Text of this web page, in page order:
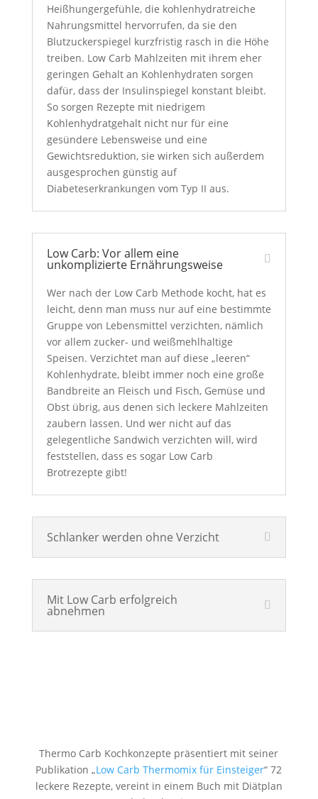
Heißhungergefühle, die kohlenhydratreiche
Nahrungsmittel hervorrufen, da sie den
Blutzuckerspiegel kurzfristig rasch in die Höhe
treiben. Low Carb Mahlzeiten mit ihrem eher
geringen Gehalt an Kohlenhydraten sorgen
dafür, dass der Insulinspiegel konstant bleibt.
So sorgen Rezepte mit niedrigem
Kohlenhydratgehalt nicht nur für eine
gesündere Lebensweise und eine
Gewichtsreduktion, sie wirken sich außerdem
ausgesprochen günstig auf
Diabeteserkrankungen vom Typ II aus.
Low Carb: Vor allem eine
unkomplizierte Ernährungsweise
Wer nach der Low Carb Methode kocht, hat es
leicht, denn man muss nur auf eine bestimmte
Gruppe von Lebensmittel verzichten, nämlich
vor allem zucker- und weißmehlhaltige
Speisen. Verzichtet man auf diese „leeren“
Kohlenhydrate, bleibt immer noch eine große
Bandbreite an Fleisch und Fisch, Gemüse und
Obst übrig, aus denen sich leckere Mahlzeiten
zaubern lassen. Und wer nicht auf das
gelegentliche Sandwich verzichten will, wird
feststellen, dass es sogar Low Carb
Brotrezepte gibt!
Schlanker werden ohne Verzicht
Mit Low Carb erfolgreich
abnehmen
Thermo Carb Kochkonzepte präsentiert mit seiner
Publikation „Low Carb Thermomix für Einsteiger“ 72
leckere Rezepte, vereint in einem Buch mit Diätplan